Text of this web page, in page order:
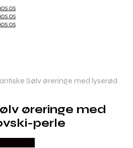
Sølv øreringe med lyserød
øreringe med
perle